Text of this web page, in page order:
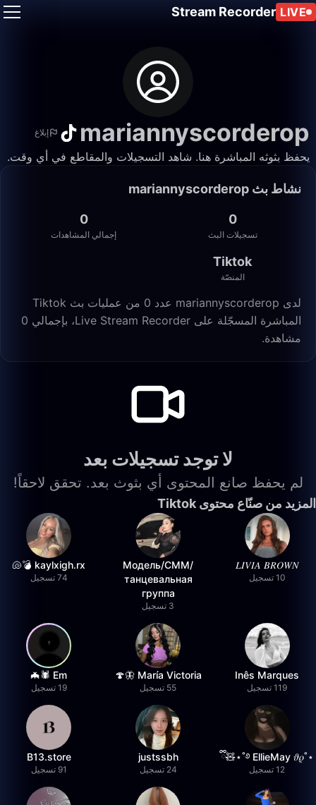
LIVE
Stream Recorder
mariannyscorderop إبلاغ
يحفظ بثوثه المباشرة هنا. شاهد التسجيلات والمقاطع في أي وقت.
نشاط بث mariannyscorderop
0
تسجيلات البث
0
إجمالي المشاهدات
Tiktok
المنصّة
لدى mariannyscorderop عدد 0 من عمليات بث Tiktok
المباشرة المسجّلة على Live Stream Recorder، بإجمالي 0
مشاهدة.
لا توجد تسجيلات بعد
لم يحفظ صانع المحتوى أي بثوث بعد. تحقق لاحقاً!
المزيد من صنّاع محتوى Tiktok
𝐿𝐼𝑉𝐼𝐴 𝐵𝑅𝑂𝑊𝑁
10 تسجيل
Модель/СММ/
танцевальная
группа
3 تسجيل
kaylxigh.rx 💣🐚
74 تسجيل
Inês Marques
119 تسجيل
María Victoria 🦋🍄
55 تسجيل
Em 🕷️🦇
19 تسجيل
⋆˚࿔ EllieMay 𝜗𝜚˚⋆🧸ྀི
12 تسجيل
justssbh
24 تسجيل
B13.store
91 تسجيل